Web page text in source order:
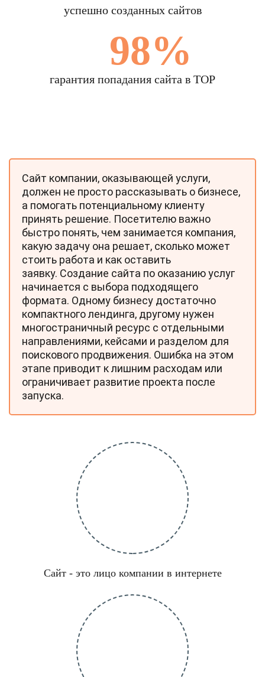
успешно созданных сайтов
98%
гарантия попадания сайта в TOP
Сайт компании, оказывающей услуги,
должен не просто рассказывать о бизнесе,
а помогать потенциальному клиенту
принять решение. Посетителю важно
быстро понять, чем занимается компания,
какую задачу она решает, сколько может
стоить работа и как оставить
заявку. Создание сайта по оказанию услуг
начинается с выбора подходящего
формата. Одному бизнесу достаточно
компактного лендинга, другому нужен
многостраничный ресурс с отдельными
направлениями, кейсами и разделом для
поискового продвижения. Ошибка на этом
этапе приводит к лишним расходам или
ограничивает развитие проекта после
запуска.
Сайт - это лицо компании в интернете